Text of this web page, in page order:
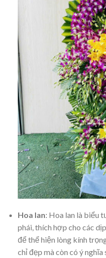
Hoa lan: Hoa lan là biểu
phái, thích hợp cho các
để thể hiện lòng kính
chỉ đẹp mà còn có ý